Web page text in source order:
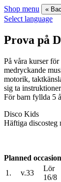
Shop menu «
Select language
Prova på
På våra kurser
medryckande
motorik,
sig ta
För barn fyllda 5
Disco Kids
Häftiga discosteg
Planned
1.
v.33
Lör
16/8